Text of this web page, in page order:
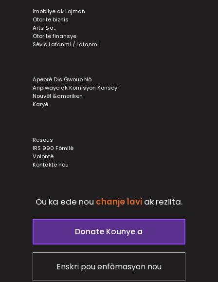
Imobilye ak Lojman
Otorite biznis
Arts &a..
Otorite finansye
Sèvis Lafanmi / Lafanmi
Apeprè Dis Gwoup Nò
Anplwaye ak Komisyon Konsèy
Nouvèl &ameriken
Karyè
Resous
IRS 990 Fòmilè
Volontè
Kontakte nou
Ou ka ede nou chanje lavi ak rezilta.
Donate Kounye a
Enskri pou enfòmasyon nou